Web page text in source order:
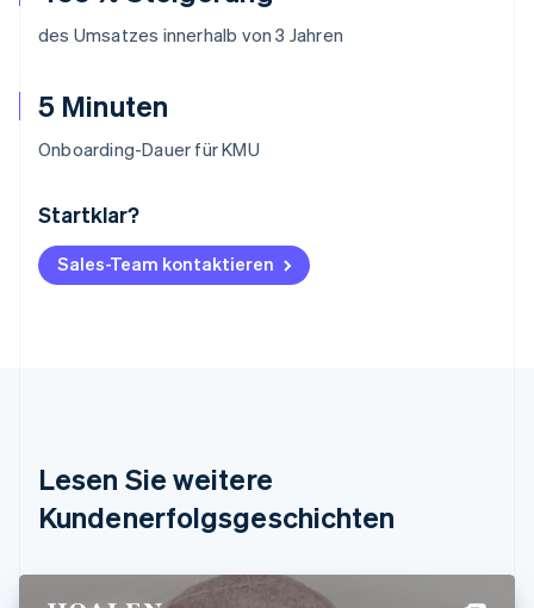
des Umsatzes innerhalb von 3 Jahren
5 Minuten
Onboarding-Dauer für KMU
Startklar?
Sales-Team kontaktieren
Lesen Sie weitere
Kundenerfolgsgeschichten
Australien
Belgien
NederlandsFrançaisDeutschEnglish
DeutschEnglish
English
简体中文English